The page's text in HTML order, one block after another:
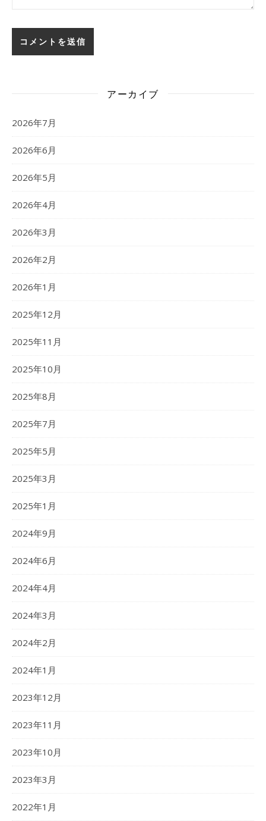
アーカイブ
2026年7月
2026年6月
2026年5月
2026年4月
2026年3月
2026年2月
2026年1月
2025年12月
2025年11月
2025年10月
2025年8月
2025年7月
2025年5月
2025年3月
2025年1月
2024年9月
2024年6月
2024年4月
2024年3月
2024年2月
2024年1月
2023年12月
2023年11月
2023年10月
2023年3月
2022年1月